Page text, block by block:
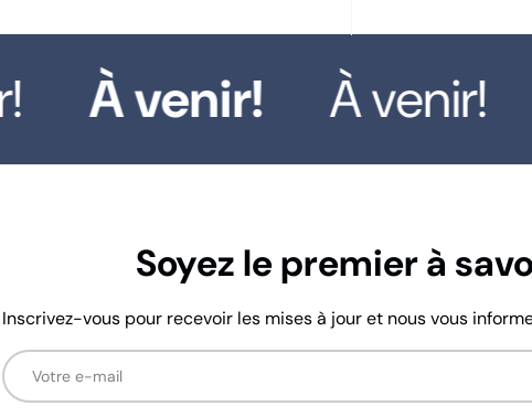
À venir! À venir!
Soyez le premier à
Inscrivez-vous pour recevoir les mises à jour et nous vous
E-mail